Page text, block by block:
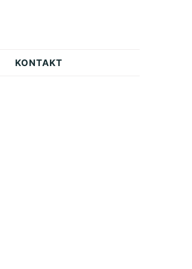
KONTAKT